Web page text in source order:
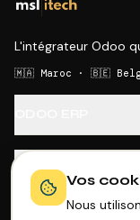
L'intégrateur Odoo
🇲🇦 Maroc · 🇧🇪
SECTEURS
Vos
Nous